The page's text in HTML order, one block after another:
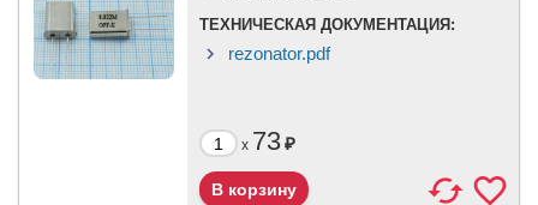
ТЕХНИЧЕСКАЯ ДОКУМЕНТАЦИЯ:
rezonator.pdf
x 73₽